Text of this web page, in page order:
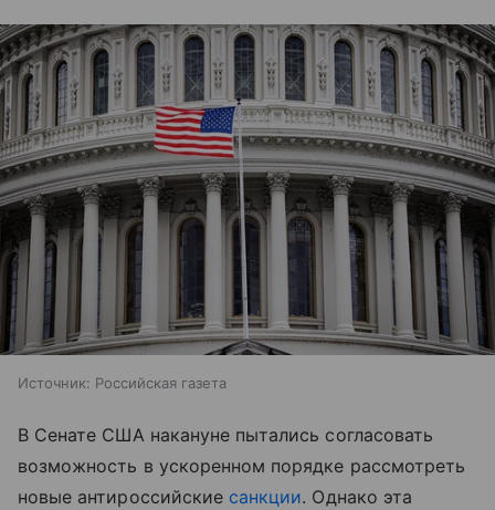
Источник: Российская газета
В Сенате США накануне пытались согласовать
возможность в ускоренном порядке рассмотреть
новые антироссийские санкции. Однако эта